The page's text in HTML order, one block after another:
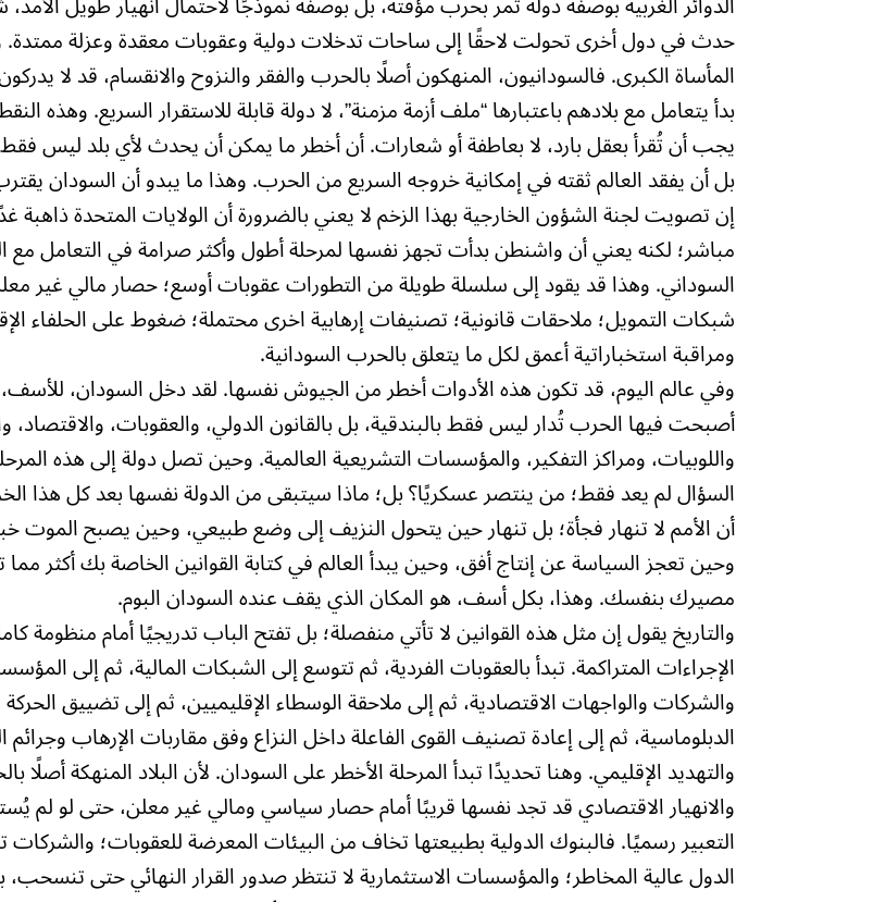
حدث في دول أخرى تحولت لاحقًا إلى ساحات تدخلات دولية وعقوبات معقدة وعزلة
المأساة الكبرى. فالسودانيون، المنهكون أصلًا بالحرب والفقر والنزوح والانقسام، قد لا
بدأ يتعامل مع بلادهم باعتبارها “ملف أزمة مزمنة”، لا دولة قابلة للاستقرار السريع. وهذه
يجب أن تُقرأ بعقل بارد، لا بعاطفة أو شعارات. أن أخطر ما يمكن أن يحدث لأي بلد ليس
بل أن يفقد العالم ثقته في إمكانية خروجه السريع من الحرب. وهذا ما يبدو أن السودان
إن تصويت لجنة الشؤون الخارجية بهذا الزخم لا يعني بالضرورة أن الولايات المتحدة ذاهبة
مباشر؛ لكنه يعني أن واشنطن بدأت تجهز نفسها لمرحلة أطول وأكثر صرامة في التعامل مع
السوداني. وهذا قد يقود إلى سلسلة طويلة من التطورات عقوبات أوسع؛ حصار مالي غير
شبكات التمويل؛ ملاحقات قانونية؛ تصنيفات إرهابية اخرى محتملة؛ ضغوط على الحلفاء
ومراقبة استخباراتية أعمق لكل ما يتعلق بالحرب السودانية.
وفي عالم اليوم، قد تكون هذه الأدوات أخطر من الجيوش نفسها. لقد دخل السودان،
أصبحت فيها الحرب تُدار ليس فقط بالبندقية، بل بالقانون الدولي، والعقوبات، والاقتصاد،
واللوبيات، ومراكز التفكير، والمؤسسات التشريعية العالمية. وحين تصل دولة إلى هذه
السؤال لم يعد فقط؛ من ينتصر عسكريًا؟ بل؛ ماذا سيتبقى من الدولة نفسها بعد كل هذا
أن الأمم لا تنهار فجأة؛ بل تنهار حين يتحول النزيف إلى وضع طبيعي، وحين يصبح الموت
وحين تعجز السياسة عن إنتاج أفق، وحين يبدأ العالم في كتابة القوانين الخاصة بك أكثر
مصيرك بنفسك. وهذا، بكل أسف، هو المكان الذي يقف عنده السودان البوم.
والتاريخ يقول إن مثل هذه القوانين لا تأتي منفصلة؛ بل تفتح الباب تدريجيًا أمام منظومة
الإجراءات المتراكمة. تبدأ بالعقوبات الفردية، ثم تتوسع إلى الشبكات المالية، ثم إلى
والشركات والواجهات الاقتصادية، ثم إلى ملاحقة الوسطاء الإقليميين، ثم إلى تضييق الحركة
الدبلوماسية، ثم إلى إعادة تصنيف القوى الفاعلة داخل النزاع وفق مقاربات الإرهاب
والتهديد الإقليمي. وهنا تحديدًا تبدأ المرحلة الأخطر على السودان. لأن البلاد المنهكة أصلًا
والانهيار الاقتصادي قد تجد نفسها قريبًا أمام حصار سياسي ومالي غير معلن، حتى لو لم
التعبير رسميًا. فالبنوك الدولية بطبيعتها تخاف من البيئات المعرضة للعقوبات؛
الدول عالية المخاطر؛ والمؤسسات الاستثمارية لا تنتظر صدور القرار النهائي حتى تنسحب،